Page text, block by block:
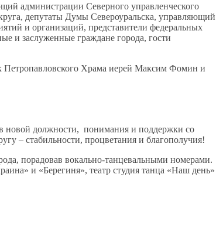
администрации Северного управленческого
депутаты Думы Североуральска, управляющий
и организаций, представители федеральных
и заслуженные граждане города, гости
Петропавловского Храма иерей Максим Фомин и
новой должности, понимания и поддержки со
– стабильности, процветания и благополучия!
порадовав вокально-танцевальными номерами.
и «Берегиня», театр студия танца «Наш день»